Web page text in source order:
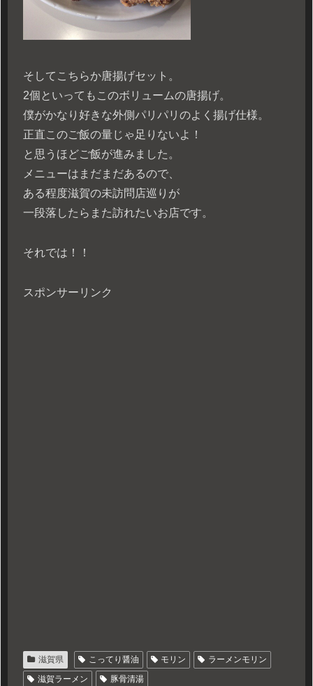
そしてこちらか唐揚げセット。
2個といってもこのボリュームの唐揚げ。
僕がかなり好きな外側パリパリのよく揚げ仕様。
正直このご飯の量じゃ足りないよ！
と思うほどご飯が進みました。
メニューはまだまだあるので、
ある程度滋賀の未訪問店巡りが
一段落したらまた訪れたいお店です。
それでは！！
スポンサーリンク
滋賀県 こってり醤油 モリン
ラーメンモリン
滋賀ラーメン
豚骨清湯